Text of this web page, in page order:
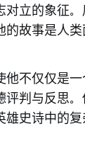
对立的象征
的故事是人
他不仅仅是
评判与反思
雄史诗中的